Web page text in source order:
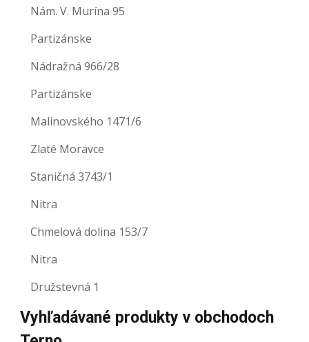
Nám. V. Murína 95
Partizánske
Nádražná 966/28
Partizánske
Malinovského 1471/6
Zlaté Moravce
Staničná 3743/1
Nitra
Chmelová dolina 153/7
Nitra
Družstevná 1
Vyhľadávané produkty v obchodoch